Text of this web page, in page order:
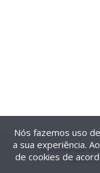
@2014-2026
Termos
Nós fazemos uso
a sua experiência.
de cookies de